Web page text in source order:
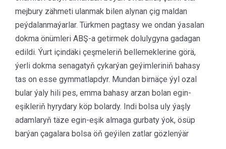
mejbury zähmeti ulanmak bilen alynan çig maldan
peýdalanmaýarlar. Türkmen pagtasy we ondan ýasalan
dokma önümleri ABŞ-a getirmek dolulygyna gadagan
edildi. Ýurt içindäki çeşmeleriň bellemeklerine görä,
ýerli dokma senagatyň çykarýan geýimleriniň bahasy
tas on esse gymmatlapdyr. Mundan birnäçe ýyl ozal
bular ýaly hili pes, emma bahasy arzan bolan egin-
eşikleriň hyrydary köp bolardy. Indi bolsa uly ýaşly
adamlaryň täze egin-eşik almaga gurbaty ýok, ösüp
barýan çagalara bolsa öň geýilen zatlar gözlenýär